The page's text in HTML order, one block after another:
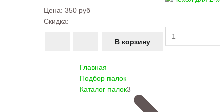
Цена: 350 руб
Скидка:
Главная
Подбор палок
Каталог палок3